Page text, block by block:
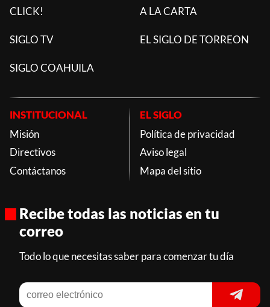
CLICK!
A LA CARTA
SIGLO TV EL SIGLO DE TORREON
SIGLO COAHUILA
INSTITUCIONAL
Misión
Directivos
Contáctanos
EL SIGLO
Política de privacidad
Aviso legal
Mapa del sitio
Recibe todas las noticias en tu
correo
Todo lo que necesitas saber para comenzar tu día